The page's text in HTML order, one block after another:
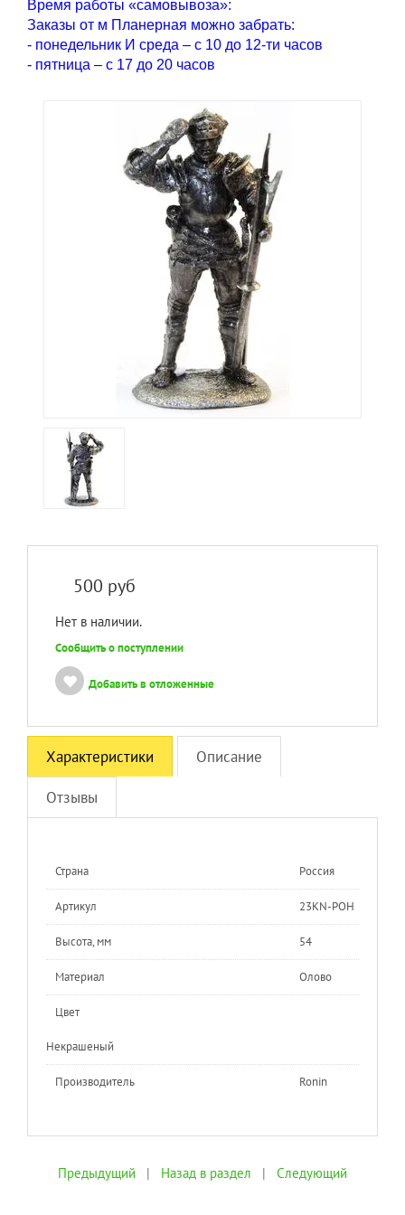
Время работы «самовывоза»:
Заказы от м Планерная можно забрать:
- понедельник И среда – с 10 до 12-ти часов
- пятница – с 17 до 20 часов
500 руб
Нет в наличии.
Сообщить о поступлении
Добавить в отложенные
Характеристики Описание
Отзывы
Страна Россия
Артикул 23KN-РОН
Высота, мм 54
Материал Олово
Цвет
Некрашеный
Производитель Ronin
Предыдущий | Назад в раздел | Следующий